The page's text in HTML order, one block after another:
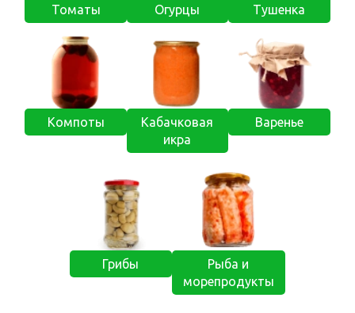
Томаты Огурцы Тушенка
Компоты
Кабачковая
икра
Варенье
Грибы
Рыба и
морепродукты